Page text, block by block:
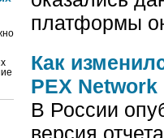
платформы
Как
PEX Network
В России
версия